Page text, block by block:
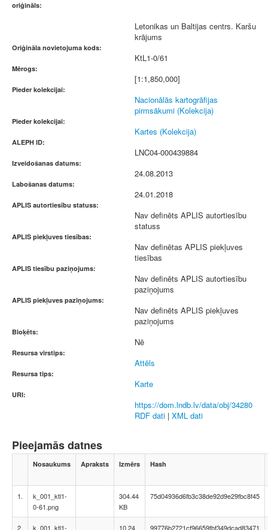
oriģināls:
Letonikas un Baltijas centrs. Karšu
krājums
Oriģināla novietojuma kods:
KtL1-0/61
Mērogs:
[1:1,850,000]
Pieder kolekcijai:
Nacionālās kartogrāfijas
pirmsākumi (Kolekcija)
Pieder kolekcijai:
Kartes (Kolekcija)
ALEPH ID:
LNC04-000439884
Izveidošanas datums:
24.08.2013
Labošanas datums:
24.01.2018
APLIS autortiesību statuss:
Nav definēts APLIS autortiesību
statuss
APLIS piekļuves tiesības:
Nav definētas APLIS piekļuves
tiesības
APLIS tiesību paziņojums:
Nav definēts APLIS autortiesību
paziņojums
APLIS piekļuves paziņojums:
Nav definēts APLIS piekļuves
paziņojums
Bloķēts:
Nē
Resursa virstips:
Attēls
Resursa tips:
Karte
URI:
https://dom.lndb.lv/data/obj/34280
RDF dati | XML dati
Pieejamās datnes
Nosaukums Apraksts Izmērs Hash
1.
k_001_ktl1-
0-61.png
304.44
KB
75d04936d6fb3c38de92d9e29fbc8f45
2. k_001_ktl1- 10.24 99776b2721cf96659fbf349dcad83471